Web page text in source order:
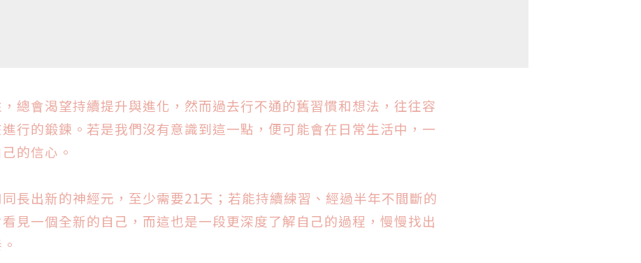
總會渴望持續提升與進化，然而過去行不通的舊習慣和想法，往往容
行的鍛鍊。若是我們沒有意識到這一點，便可能會在日常生活中，一
的信心。
長出新的神經元，至少需要21天；若能持續練習、經過半年不間斷的
見一個全新的自己，而這也是一段更深度了解自己的過程，慢慢找出